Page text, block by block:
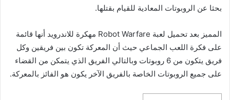
بحثا عن الروبوتات المعادية للقيام بقتلها.
المميز بعد تحميل لعبة Robot Warfare مهكرة للاندرويد أنها قائمة
على فكرة اللعب الجماعي حيث أن المعركة تكون بين فريقين وكل
فريق يتكون من 6 روبوتات وبالتالي الفريق الذي يتمكن من القضاء
على جميع الروبوتات الخاصة بالفريق الآخر يكون هو الفائز بالمعركة.